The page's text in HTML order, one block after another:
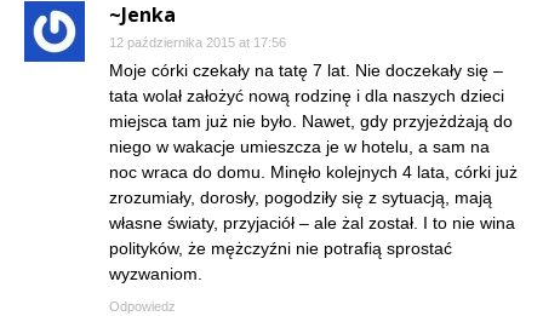
~Jenka
12 października 2015 at 17:56
Moje córki czekały na tatę 7 lat. Nie doczekały się –
tata wolał założyć nową rodzinę i dla naszych dzieci
miejsca tam już nie było. Nawet, gdy przyjeżdżają do
niego w wakacje umieszcza je w hotelu, a sam na
noc wraca do domu. Minęło kolejnych 4 lata, córki już
zrozumiały, dorosły, pogodziły się z sytuacją, mają
własne światy, przyjaciół – ale żal został. I to nie wina
polityków, że mężczyźni nie potrafią sprostać
wyzwaniom.
Odpowiedz